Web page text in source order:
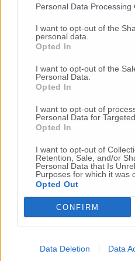
Personal Data Processing
I want to opt-out of the
personal data.
Opted In
I want to opt-out of the
Personal Data.
Opted In
I want to opt-out of
Personal Data for
Opted In
I want to opt-out of
Retention, Sale, and/or
Personal Data that Is
Purposes for which it was
Opted Out
CONFIRM
Data Deletion Data
maestranze e dai
Fim Fiom e Uilm.
subito forti ritardi
rispetto ai tempi
ancora in atto il
partito intorno alle
perché il ministro dello
oltre ad essere stato
premier Draghi per la
poi in audizione alla
inevitabilmente
della riunione dedicata
multinazionale di
fissato alle 12.30 di
(ultimo aggiornamento